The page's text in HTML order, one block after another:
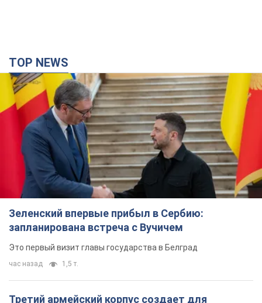
Зеленский впервые прибыл в Сербию:
запланирована встреча с Вучичем
Это первый визит главы государства в Белград
час назад 1,5 т.
Третий армейский корпус создает для
российских оккупантов на Лиманском
направлении критический дискомфорт: как это
удалось
Сейчас это перерастает в кризис для всей группировки
3 часа назад 47,0 т.
В оккупированной Ялте прогремели мощные
взрывы: поднимается черный дым. Фото и